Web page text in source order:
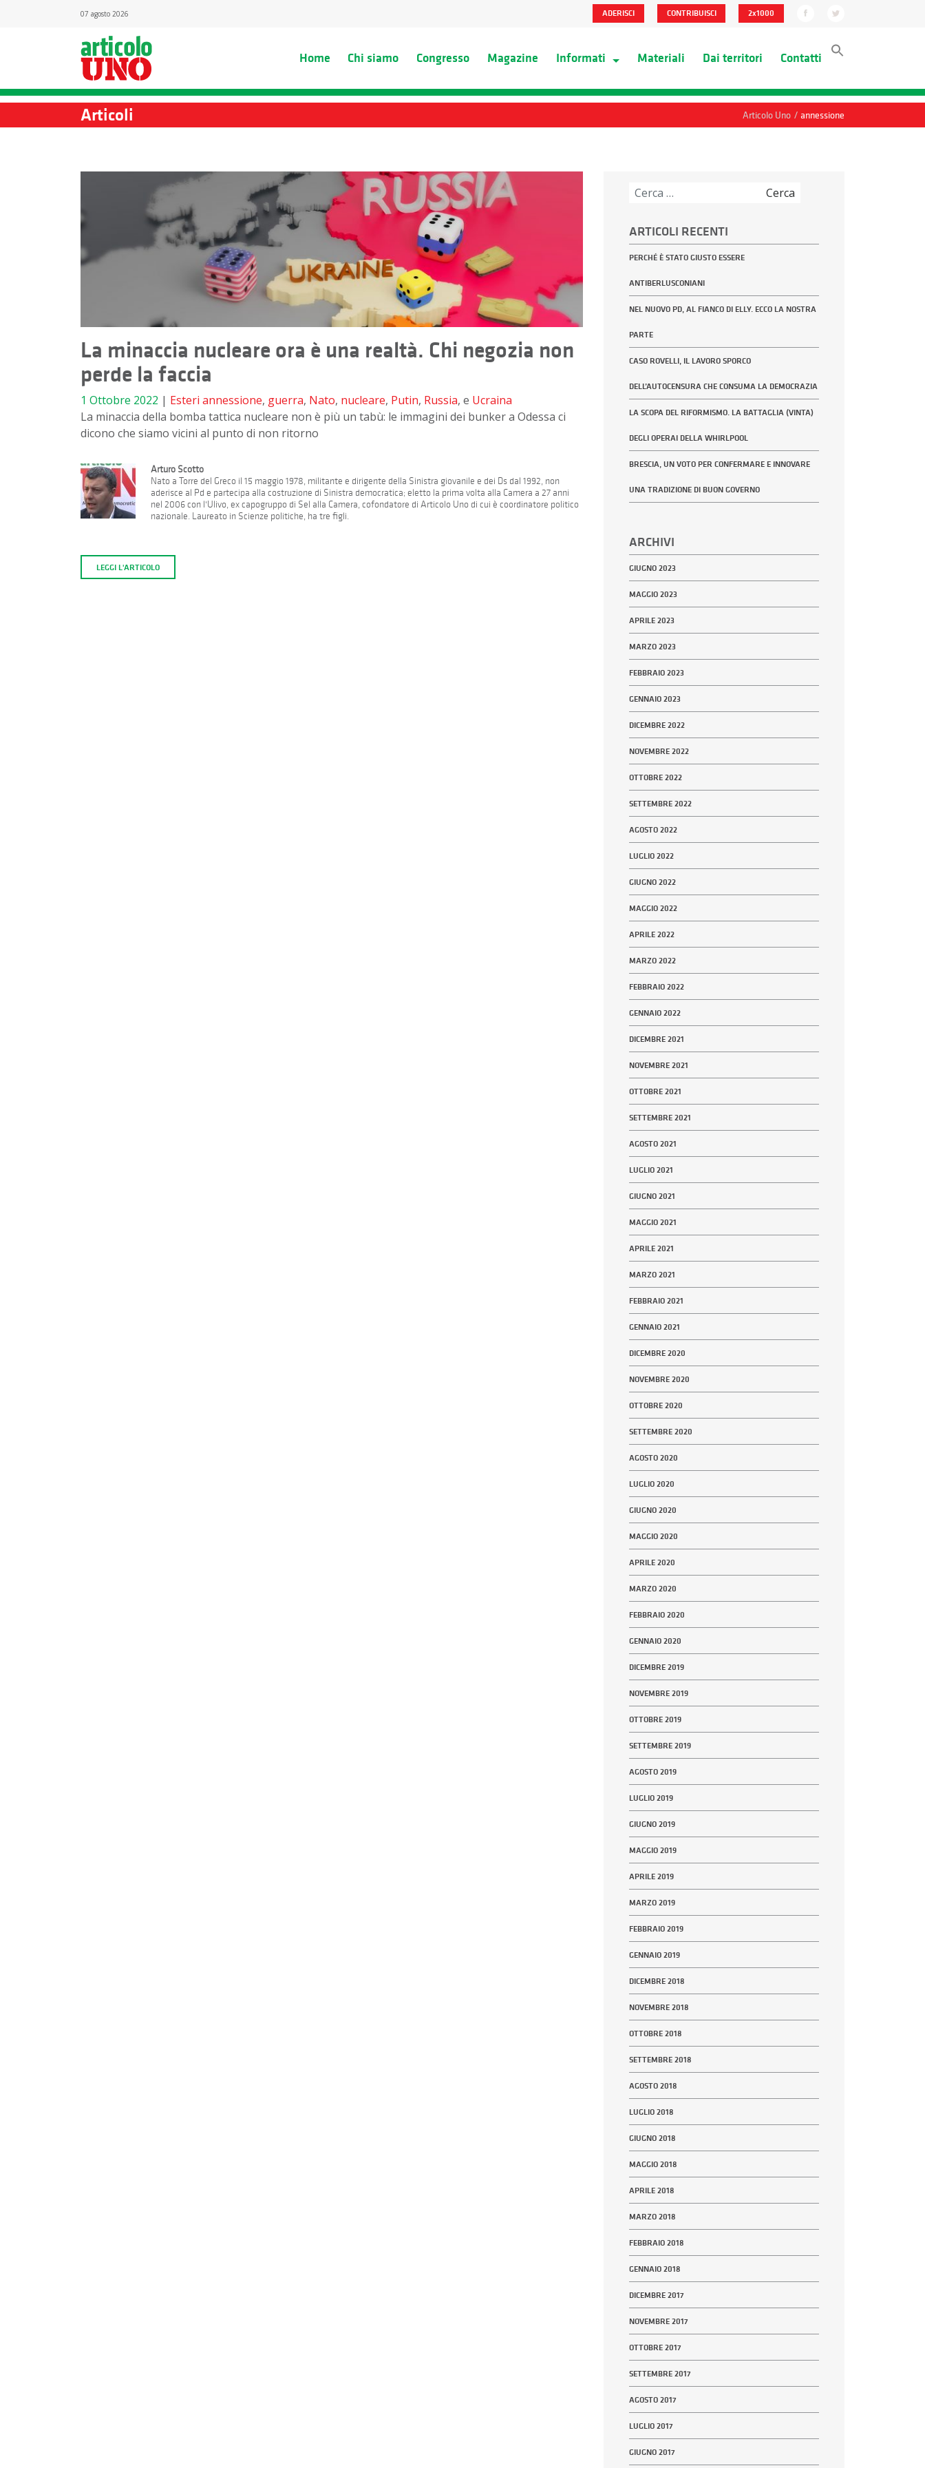
07 agosto 2026 ADERISCI CONTRIBUISCI 2x1000
Home Chi siamo Congresso Magazine Informati Materiali Dai territori Contatti
Articoli Articolo Uno / annessione
La minaccia nucleare ora è una realtà. Chi negozia non
perde la faccia
1 Ottobre 2022 | Esteri annessione, guerra, Nato, nucleare, Putin, Russia, e Ucraina
La minaccia della bomba tattica nucleare non è più un tabù: le immagini dei bunker a Odessa ci
dicono che siamo vicini al punto di non ritorno
Arturo Scotto
Nato a Torre del Greco il 15 maggio 1978, militante e dirigente della Sinistra giovanile e dei Ds dal 1992, non
aderisce al Pd e partecipa alla costruzione di Sinistra democratica; eletto la prima volta alla Camera a 27 anni
nel 2006 con l'Ulivo, ex capogruppo di Sel alla Camera, cofondatore di Articolo Uno di cui è coordinatore politico
nazionale. Laureato in Scienze politiche, ha tre figli.
LEGGI L'ARTICOLO
ARTICOLI RECENTI
PERCHÉ È STATO GIUSTO ESSERE
ANTIBERLUSCONIANI
NEL NUOVO PD, AL FIANCO DI ELLY. ECCO LA NOSTRA
PARTE
CASO ROVELLI, IL LAVORO SPORCO
DELL’AUTOCENSURA CHE CONSUMA LA DEMOCRAZIA
LA SCOPA DEL RIFORMISMO. LA BATTAGLIA (VINTA)
DEGLI OPERAI DELLA WHIRLPOOL
BRESCIA, UN VOTO PER CONFERMARE E INNOVARE
UNA TRADIZIONE DI BUON GOVERNO
ARCHIVI
GIUGNO 2023
MAGGIO 2023
APRILE 2023
MARZO 2023
FEBBRAIO 2023
GENNAIO 2023
DICEMBRE 2022
NOVEMBRE 2022
OTTOBRE 2022
SETTEMBRE 2022
AGOSTO 2022
LUGLIO 2022
GIUGNO 2022
MAGGIO 2022
APRILE 2022
MARZO 2022
FEBBRAIO 2022
GENNAIO 2022
DICEMBRE 2021
NOVEMBRE 2021
OTTOBRE 2021
SETTEMBRE 2021
AGOSTO 2021
LUGLIO 2021
GIUGNO 2021
MAGGIO 2021
APRILE 2021
MARZO 2021
FEBBRAIO 2021
GENNAIO 2021
DICEMBRE 2020
NOVEMBRE 2020
OTTOBRE 2020
SETTEMBRE 2020
AGOSTO 2020
LUGLIO 2020
GIUGNO 2020
MAGGIO 2020
APRILE 2020
MARZO 2020
FEBBRAIO 2020
GENNAIO 2020
DICEMBRE 2019
NOVEMBRE 2019
OTTOBRE 2019
SETTEMBRE 2019
AGOSTO 2019
LUGLIO 2019
GIUGNO 2019
MAGGIO 2019
APRILE 2019
MARZO 2019
FEBBRAIO 2019
GENNAIO 2019
DICEMBRE 2018
NOVEMBRE 2018
OTTOBRE 2018
SETTEMBRE 2018
AGOSTO 2018
LUGLIO 2018
GIUGNO 2018
MAGGIO 2018
APRILE 2018
MARZO 2018
FEBBRAIO 2018
GENNAIO 2018
DICEMBRE 2017
NOVEMBRE 2017
OTTOBRE 2017
SETTEMBRE 2017
AGOSTO 2017
LUGLIO 2017
GIUGNO 2017